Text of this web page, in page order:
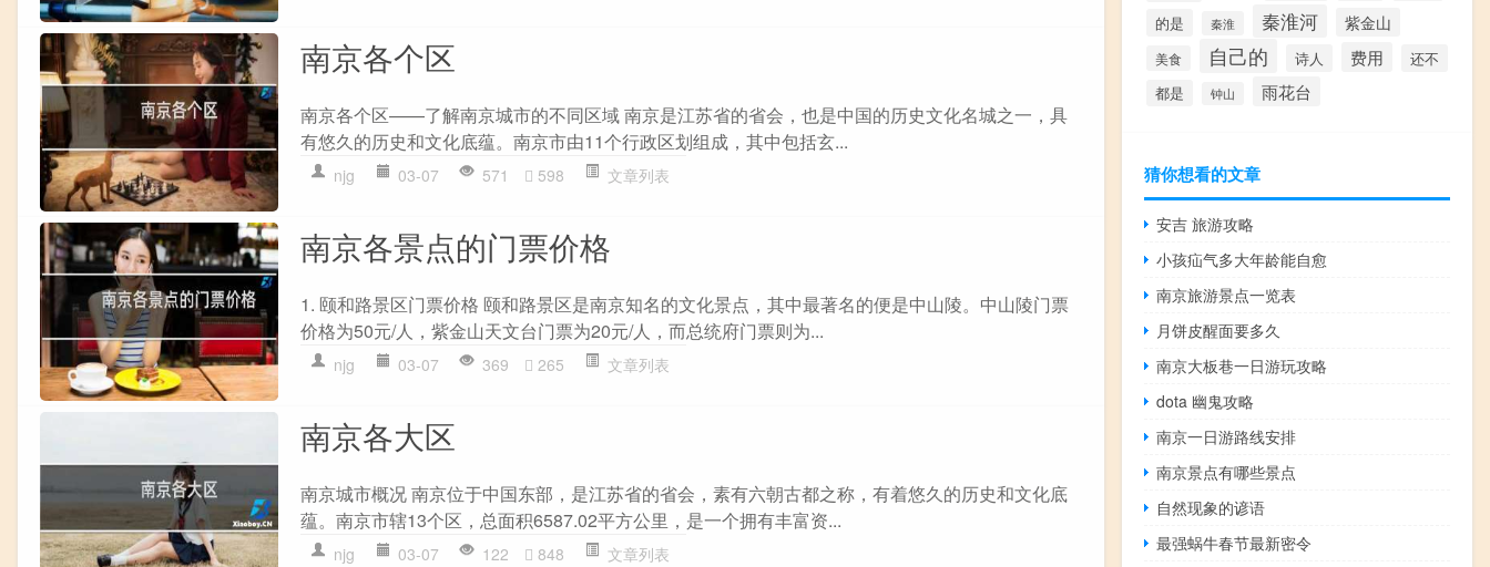
南京各个区
南京各个区——了解南京城市的不同区域 南京是江苏省的省会，也是中国的历史文化名城之一，具
有悠久的历史和文化底蕴。南京市由11个行政区划组成，其中包括玄...
njg 03-07 571 598 文章列表
南京各景点的门票价格
1. 颐和路景区门票价格 颐和路景区是南京知名的文化景点，其中最著名的便是中山陵。中山陵门票
价格为50元/人，紫金山天文台门票为20元/人，而总统府门票则为...
njg 03-07 369 265 文章列表
南京各大区
南京城市概况 南京位于中国东部，是江苏省的省会，素有六朝古都之称，有着悠久的历史和文化底
蕴。南京市辖13个区，总面积6587.02平方公里，是一个拥有丰富资...
njg 03-07 122 848 文章列表
的是 秦淮 秦淮河 紫金山
美食 自己的 诗人 费用 还不
都是 钟山 雨花台
猜你想看的文章
安吉 旅游攻略
小孩疝气多大年龄能自愈
南京旅游景点一览表
月饼皮醒面要多久
南京大板巷一日游玩攻略
dota 幽鬼攻略
南京一日游路线安排
南京景点有哪些景点
自然现象的谚语
最强蜗牛春节最新密令